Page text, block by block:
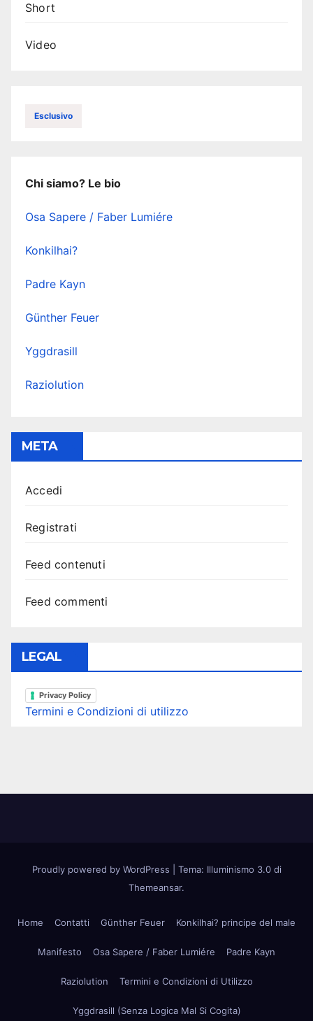
Short
Video
Esclusivo
Chi siamo? Le bio
Osa Sapere / Faber Lumiére
Konkilhai?
Padre Kayn
Günther Feuer
Yggdrasill
Raziolution
META
Accedi
Registrati
Feed contenuti
Feed commenti
LEGAL
Privacy Policy
Termini e Condizioni di utilizzo
Proudly powered by WordPress
Tema: Illuminismo 3.0 di
Themeansar.
Home Contatti Günther Feuer Konkilhai? principe del male
Manifesto Osa Sapere / Faber Lumiére Padre Kayn
Raziolution Termini e Condizioni di Utilizzo
Yggdrasill (Senza Logica Mal Si Cogita)